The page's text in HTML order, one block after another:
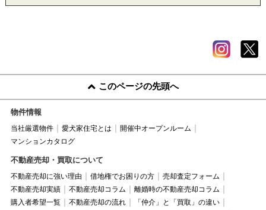
このページの先頭へ
物件情報
当社厳選物件 愛犬家住宅とは
開催中オープンルーム
マンションカタログ
不動産売却・買取について
不動産売却に強い理由 借地権でお困りの方
売却査定フォーム
不動産売却実績
不動産売却コラム
離婚時の不動産売却コラム
購入者希望一覧
不動産売却の流れ
「仲介」と「買取」の違い